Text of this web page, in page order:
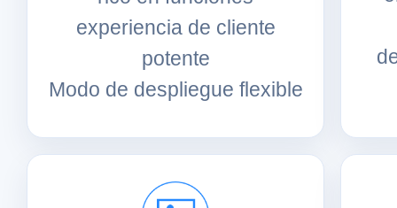
experiencia de cliente
potente
Modo de despliegue flexible